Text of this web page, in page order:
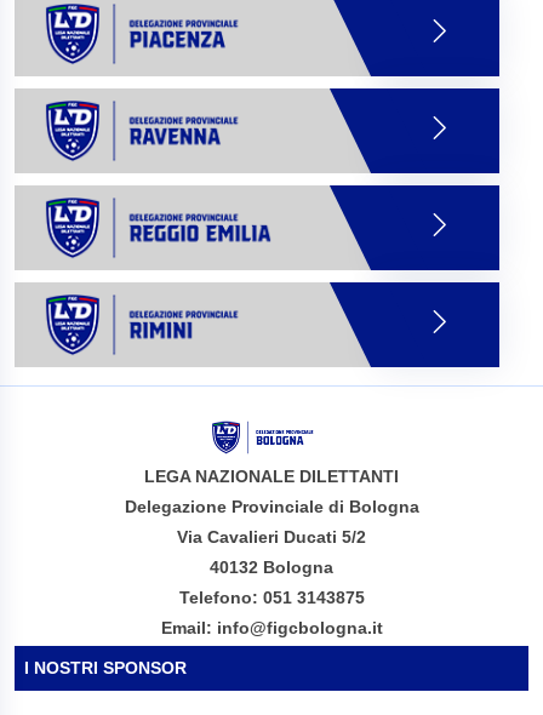
LEGA NAZIONALE DILETTANTI
Delegazione Provinciale di Bologna
Via Cavalieri Ducati 5/2
40132 Bologna
Telefono: 051 3143875
Email: info@figcbologna.it
I NOSTRI SPONSOR